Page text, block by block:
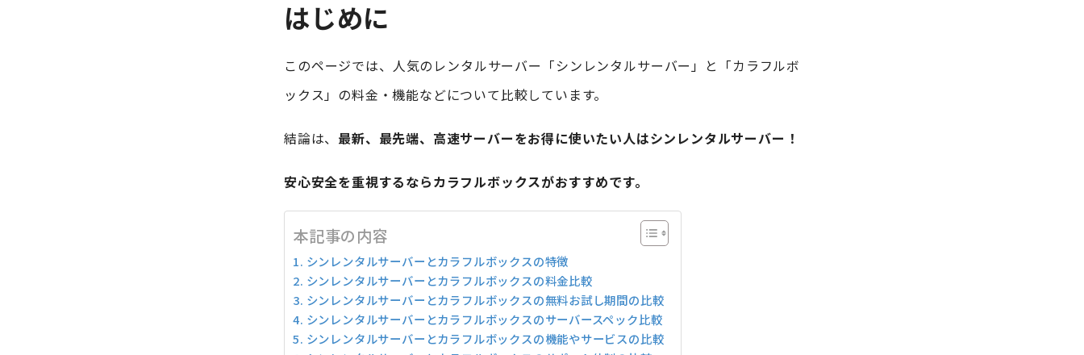
はじめに
このページでは、人気のレンタルサーバー「シンレンタルサーバー」と「カラフルボ
ックス」の料金・機能などについて比較しています。
結論は、 最新、最先端、高速サーバーをお得に使いたい人はシンレンタルサーバー！
安心安全を重視するならカラフルボックスがおすすめです。
本記事の内容
シンレンタルサーバーとカラフルボックスの特徴
シンレンタルサーバーとカラフルボックスの料金比較
シンレンタルサーバーとカラフルボックスの無料お試し期間の比較
シンレンタルサーバーとカラフルボックスのサーバースペック比較
シンレンタルサーバーとカラフルボックスの機能やサービスの比較